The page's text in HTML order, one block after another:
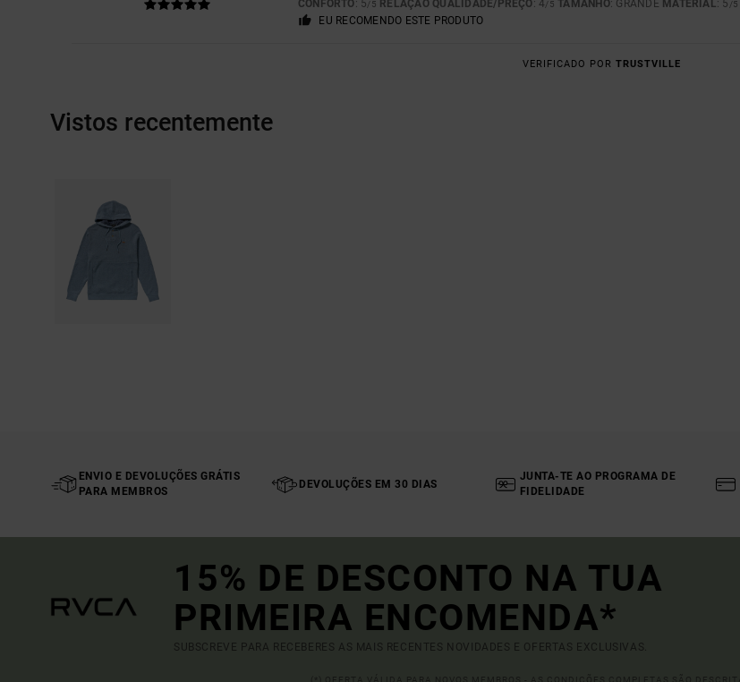
CONFORTO: 5/5 RELAÇÃO QUALIDADE/PREÇO: 4/5 TAMANHO: GRANDE MATERIAL: 5 /5
EU RECOMENDO ESTE PRODUTO
VERIFICADO POR TRUSTVILLE
Vistos recentemente
ENVIO E DEVOLUÇÕES GRÁTIS
PARA MEMBROS
DEVOLUÇÕES EM 30 DIAS
JUNTA-TE AO PROGRAMA DE
FIDELIDADE
15% DE DESCONTO NA TUA
PRIMEIRA ENCOMENDA*
SUBSCREVE PARA RECEBERES AS MAIS RECENTES NOVIDADES E OFERTAS EXCLUSIVAS.